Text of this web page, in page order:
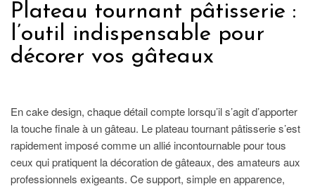
Plateau tournant pâtisserie :
l’outil indispensable pour
décorer vos gâteaux
En cake design, chaque détail compte lorsqu’il s’agit d’apporter
la touche finale à un gâteau. Le plateau tournant pâtisserie s’est
rapidement imposé comme un allié incontournable pour tous
ceux qui pratiquent la décoration de gâteaux, des amateurs aux
professionnels exigeants. Ce support, simple en apparence,